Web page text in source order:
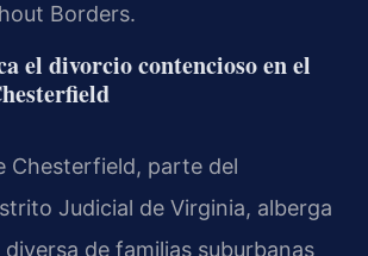
Borders.
el divorcio contencioso en el
Chesterfield, parte del
Judicial de Virginia, alberga
de familias suburbanas